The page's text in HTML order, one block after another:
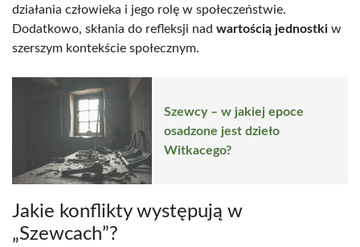
działania człowieka i jego rolę w społeczeństwie.
Dodatkowo, skłania do refleksji nad wartością jednostki w
szerszym kontekście społecznym.
Szewcy – w jakiej epoce
osadzone jest dzieło
Witkacego?
Jakie konflikty występują w
„Szewcach”?